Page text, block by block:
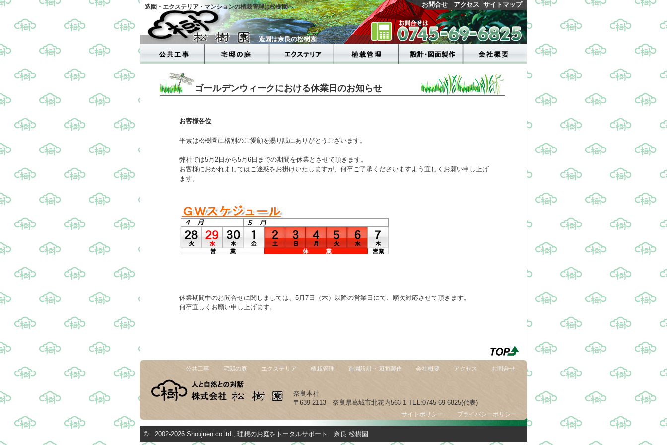
造園・エクステリア・マンションの植栽管理は松樹園へ
造園は奈良の松樹園
お問合せ アクセス サイトマップ
ゴールデンウィークにおける休業日のお知らせ
お客様各位
平素は松樹園に格別のご愛顧を賜り誠にありがとうございます。
弊社では5月2日から5月6日までの期間を休業とさせて頂きます。
お客様におかれましてはご迷惑をお掛けいたしますが、何卒ご了承くださいますよう宜しくお願い申し上げ
ます。
休業期間中のお問合せに関しましては、5月7日（木）以降の営業日にて、順次対応させて頂きます。
何卒宜しくお願い申し上げます。
公共工事 宅邸の庭 エクステリア 植栽管理 造園設計・図面製作 会社概要 アクセス お問合せ
奈良本社
〒639-2113 奈良県葛城市北花内563-1 TEL:0745-69-6825(代表)
サイトポリシー プライバシーポリシー
© 2002-2026 Shoujuen co.ltd., 理想のお庭をトータルサポート 奈良 松樹園